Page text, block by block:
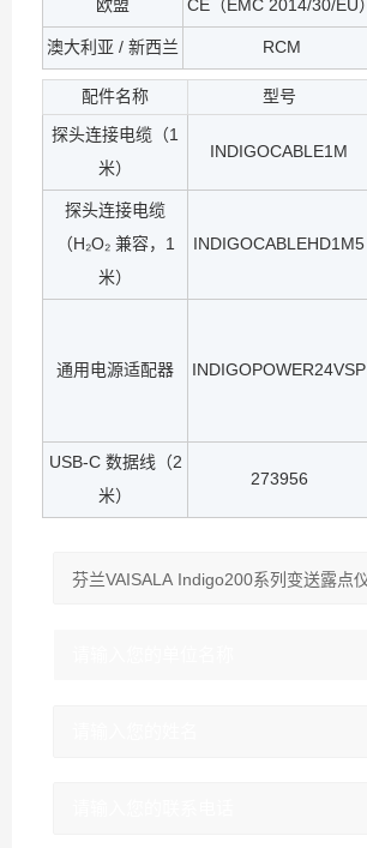
欧盟 CE（EMC 2014/30/EU）
澳大利亚 / 新西兰 RCM
配件名称 型号
探头连接电缆（1
米）
INDIGOCABLE1M
探头连接电缆
（H₂O₂ 兼容，1
米）
INDIGOCABLEHD1M5
通用电源适配器 INDIGOPOWER24VSP
USB-C 数据线（2
米）
273956